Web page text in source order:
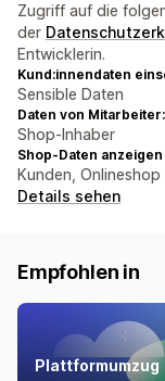
Zugriff auf die
der
Entwicklerin.
Kund:innendaten
Sensible Daten
Daten von
Shop-Inhaber
Shop-Daten
Kunden, Onlineshop
Details sehen
Empfohlen in
Plattformumzug